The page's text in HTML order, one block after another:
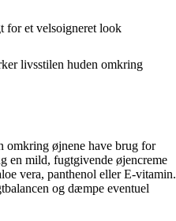
for et velsoigneret look
livsstilen huden omkring
omkring øjnene have brug for
en mild, fugtgivende øjencreme
vera, panthenol eller E-vitamin.
og dæmpe eventuel